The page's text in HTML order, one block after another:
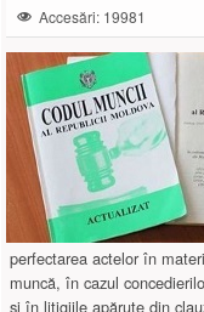
Accesări: 19981
perfectarea actelor în
muncă, în cazul
și în litigiile apărute din